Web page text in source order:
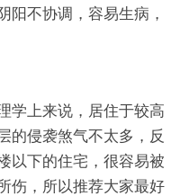
阳不协调，容易生病，
学上来说，居住于较高
的侵袭煞气不太多，反
以下的住宅，很容易被
伤，所以推荐大家最好